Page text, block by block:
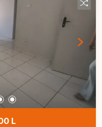
dia a dia. O
e portaria física,
comodidade aos
e com toda
Entre em contato
L